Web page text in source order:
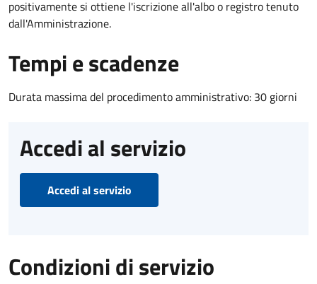
positivamente si ottiene l'iscrizione all'albo o registro tenuto
dall'Amministrazione.
Tempi e scadenze
Durata massima del procedimento amministrativo: 30 giorni
Accedi al servizio
Accedi al servizio
Condizioni di servizio